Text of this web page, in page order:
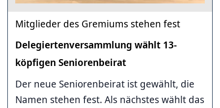
Mitglieder des Gremiums stehen fest
Delegiertenversammlung wählt 13-
köpfigen Seniorenbeirat
Der neue Seniorenbeirat ist gewählt, die
Namen stehen fest. Als nächstes wählt das